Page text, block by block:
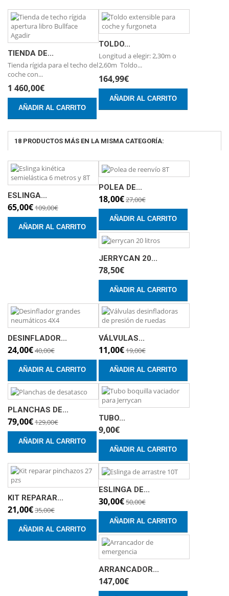
TIENDA DE...
Tienda rígida para el techo del
coche con...
1 460,00€
AÑADIR AL CARRITO
TOLDO...
Longitud a elegir: 2,30m o
2,60m Toldo...
164,99€
AÑADIR AL CARRITO
18 PRODUCTOS MÁS EN LA MISMA CATEGORÍA:
ESLINGA...
65,00€109,00€
AÑADIR AL CARRITO
POLEA DE...
18,00€27,00€
AÑADIR AL CARRITO
JERRYCAN 20...
78,50€
AÑADIR AL CARRITO
DESINFLADOR...
24,00€40,00€
AÑADIR AL CARRITO
VÁLVULAS...
11,00€19,00€
AÑADIR AL CARRITO
PLANCHAS DE...
79,00€129,00€
AÑADIR AL CARRITO
TUBO...
9,00€
AÑADIR AL CARRITO
KIT REPARAR...
21,00€35,00€
AÑADIR AL CARRITO
ESLINGA DE...
30,00€50,00€
AÑADIR AL CARRITO
ARRANCADOR...
147,00€